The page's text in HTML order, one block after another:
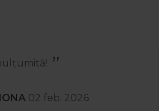
02 feb. 2026